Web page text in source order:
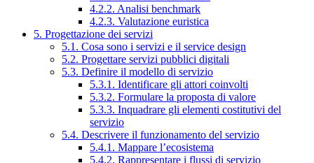
4.2.2. Analisi benchmark
4.2.3. Valutazione euristica
5. Progettazione dei servizi
5.1. Cosa sono i servizi e il service design
5.2. Progettare servizi pubblici digitali
5.3. Definire il modello di servizio
5.3.1. Identificare gli attori coinvolti
5.3.2. Formulare la proposta di valore
5.3.3. Inquadrare gli elementi costitutivi del
servizio
5.4. Descrivere il funzionamento del servizio
5.4.1. Mappare l’ecosistema
5.4.2. Rappresentare i flussi di servizio